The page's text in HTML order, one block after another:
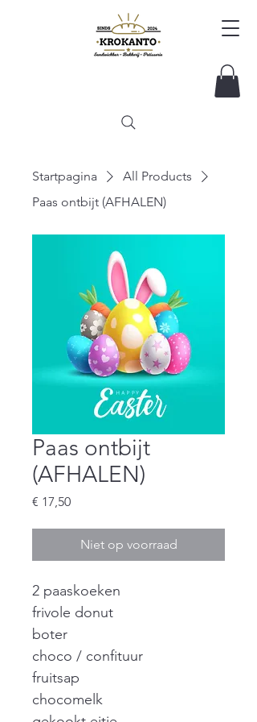
Startpagina
All Products
Paas ontbijt (AFHALEN)
Paas ontbijt
(AFHALEN)
€ 17,50Prijs
Niet op voorraad
2 paaskoeken
frivole donut
boter
choco / confituur
fruitsap
chocomelk